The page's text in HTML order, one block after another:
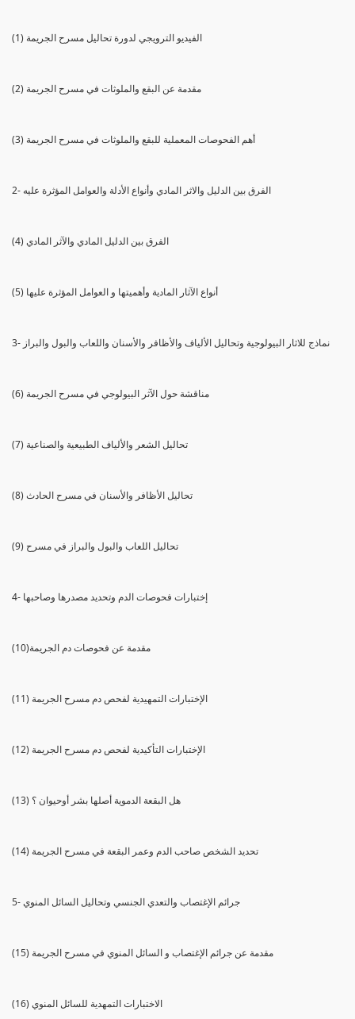
(1) الفيديو الترويجي لدورة تحاليل مسرح الجريمة
(2) مقدمة عن البقع والملوثات في مسرح الجريمة
(3) أهم الفحوصات المعملية للبقع والملوثات في مسرح الجريمة
2- الفرق بين الدليل والاثر المادي وأنواع الأدلة والعوامل المؤثرة عليه
(4) الفرق بين الدليل المادي والآثر المادي
(5) أنواع الآثار المادية وأهميتها و العوامل المؤثرة عليها
3- نماذج للاثار البيولوجية وتحاليل الألياف والأظافر والأسنان واللعاب والبول والبراز
(6) مناقشة حول الآثر البيولوجي في مسرح الجريمة
(7) تحاليل الشعر والألياف الطبيعية والصناعية
(8) تحاليل الأظافر والأسنان في مسرح الحادث
(9) تحاليل اللعاب والبول والبراز في مسرح
4- إختبارات فحوصات الدم وتحديد مصدرها وصاحبها
(10)مقدمة عن فحوصات دم الجريمة
(11) الإختبارات التمهيدية لفحص دم مسرح الجريمة
(12) الإختبارات التأكيدية لفحص دم مسرح الجريمة
(13) هل البقعة الدموية أصلها بشر أوحيوان ؟
(14) تحديد الشخص صاحب الدم وعمر البقعة في مسرح الجريمة
5- جرائم الإغتصاب والتعدي الجنسي وتحاليل السائل المنوي
(15) مقدمة عن جرائم الإغتصاب و السائل المنوي في مسرح الجريمة
(16) الاختبارات التمهدية للسائل المنوي